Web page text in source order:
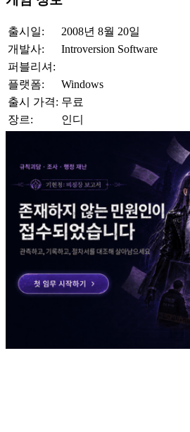
출시일:
2008년 8월 20일
개발사:
Introversion Software
퍼블리셔:
플랫폼:
Windows
출시 가격: 무료
장르:
인디